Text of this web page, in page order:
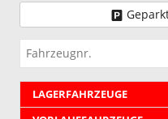
Fahrzeugnr.
LAGERFAHRZEUGE